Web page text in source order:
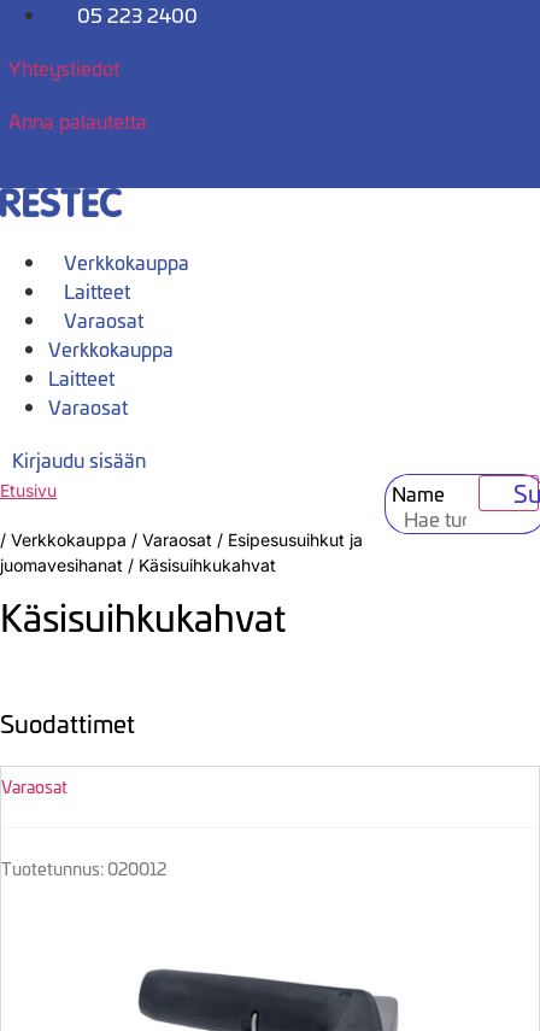
Mene
05 223 2400
Yhteystiedot
Anna palautetta
Verkkokauppa
Laitteet
Varaosat
Verkkokauppa
Laitteet
Varaosat
Kirjaudu sisään
Name
Etusivu
/ Verkkokauppa / Varaosat / Esipesusuihkut ja
juomavesihanat / Käsisuihkukahvat
Käsisuihkukahvat
Suodattimet
Varaosat
Tuotetunnus: 020012